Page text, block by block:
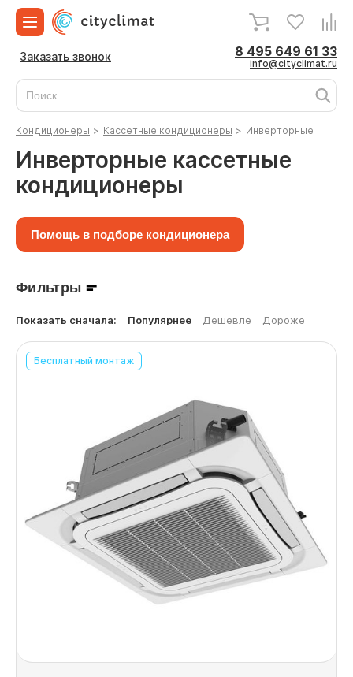
Заказать звонок 8 495 649 61 33
info@cityclimat.ru
Кондиционеры > Кассетные кондиционеры > Инверторные
Инверторные кассетные
кондиционеры
Помощь в подборе кондиционера
Фильтры
Показать сначала: Популярнее Дешевле Дороже
Бесплатный монтаж